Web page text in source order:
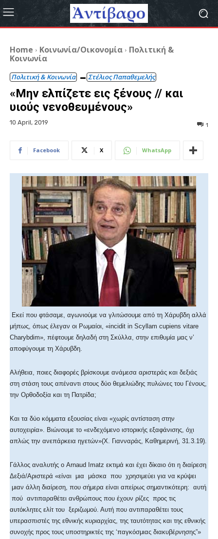
Home Κοινωνία/Οικονομία
Πολιτική &
Κοινωνία
Πολιτική & Κοινωνία Στέλιος Παπαθεμελής
«Μην ελπίζετε εις ξένους // και
υιούς νενοθευμένους»
10 April, 2019 1
Facebook X WhatsApp
Εκεί που φτάσαμε, αγωνιούμε να γλιτώσουμε από τη Χάρυβδη αλλά
μήπως, όπως έλεγαν οι Ρωμαίοι, «incidit in Scyllam cupiens vitare
Charybdim», πέφτουμε δηλαδή στη Σκύλλα, στην επιθυμία μας ν’
αποφύγουμε τη Χάρυβδη.
Αλήθεια, ποιες διαφορές βρίσκουμε ανάμεσα αριστεράς και δεξιάς
στη στάση τους απέναντι στους δύο θεμελιώδης πυλώνες του Γένους,
την Ορθοδοξία και τη Πατρίδα;
Και τα δύο κόμματα εξουσίας είναι «χωρίς αντίσταση στην
αυτοχειρία». Βιώνουμε το «ενδεχόμενο ιστορικής εξαφάνισης, όχι
απλώς την ανεπάρκεια ηγετών»(Χ. Γιανναράς, Καθημερινή, 31.3.19).
Γάλλος αναλυτής ο Arnaud Imatz εκτιμά και έχει δίκαιο ότι η διαίρεση
Δεξιά/Αριστερά «είναι μια μάσκα που χρησιμεύει για να κρύψει
μιαν άλλη διαίρεση, που σήμερα είναι απείρως σημαντικότερη: αυτή
πού αντιπαραθέτει ανθρώπους που έχουν ρίζες προς τις
αυτόκλητες ελίτ του ξεριζωμού. Αυτή που αντιπαραθέτει τους
υπερασπιστές της εθνικής κυριαρχίας, της ταυτότητας και της εθνικής
συνοχής προς τους υποστηρικτές της ‘παγκόσμιας διακυβέρνησης”»